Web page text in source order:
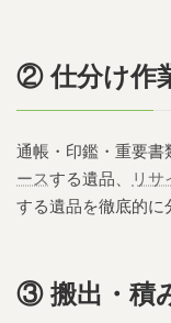
② 仕分け作
通帳・印鑑・重要書
ースする遺品、 リサ
する遺品を徹底的に
③ 搬出・積